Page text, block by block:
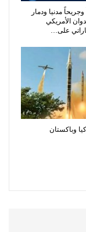
وجريحاً مدنيا ودمار
الأمريكي
على…
وباكستان